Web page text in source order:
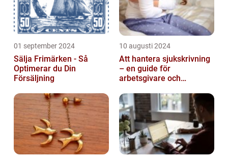
01 september 2024
Sälja Frimärken - Så
Optimerar du Din
Försäljning
10 augusti 2024
Att hantera sjukskrivning
– en guide för
arbetsgivare och